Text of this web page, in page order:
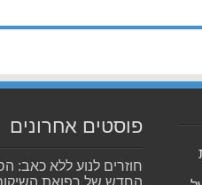
פוסטים אחרונים
חוזרים לנוע ללא כאב: